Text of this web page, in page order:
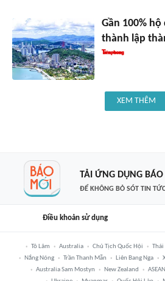
Gần 100%
thành lập
XEM THÊM
TẢI ỨNG DỤNG BÁO
ĐỂ KHÔNG BỎ SÓT TIN TỨC
Điều khoản sử dụng
Tô Lâm Australia Chủ Tịch Quốc Hội Thái
Nắng Nóng
Trần Thanh Mẫn Liên Bang Nga
Australia Sam Mostyn
New Zealand